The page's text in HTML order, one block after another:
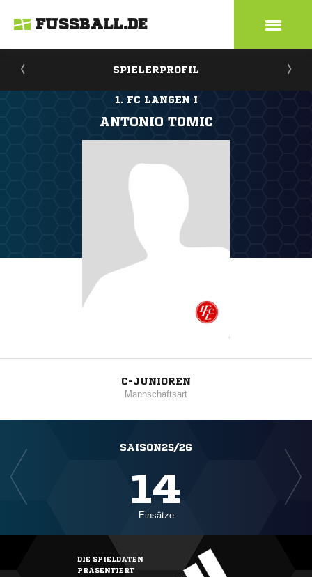
FUSSBALL.DE
SPIELERPROFIL
1. FC LANGEN I
ANTONIO TOMIC
C-JUNIOREN
Mannschaftsart
SAISON25/26
14
Einsätze
DIE SPIELDATEN
PRÄSENTIERT